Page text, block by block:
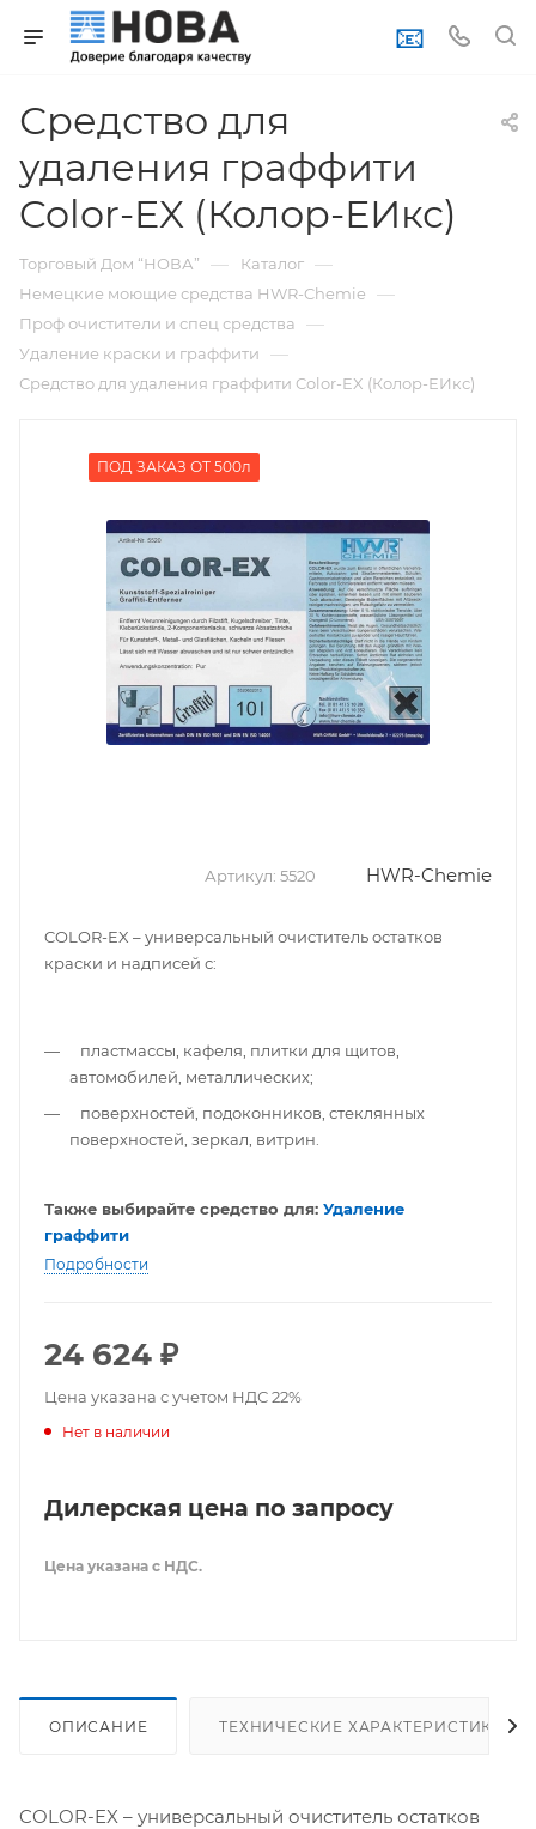
📧
Средство для
удаления граффити
Color-EX (Колор-ЕИкс)
Торговый Дом “НОВА” — Каталог —
Немецкие моющие средства HWR-Chemie —
Проф очистители и спец средства —
Удаление краски и граффити —
Средство для удаления граффити Color-EX (Колор-ЕИкс)
ПОД ЗАКАЗ ОТ 500л
Артикул: 5520 HWR-Chemie
COLOR-EX – универсальный очиститель остатков
краски и надписей с:
пластмассы, кафеля, плитки для щитов,
автомобилей, металлических;
поверхностей, подоконников, стеклянных
поверхностей, зеркал, витрин.
Также выбирайте средство для: Удаление
граффити
Подробности
24 624 ₽
Цена указана с учетом НДС 22%
Нет в наличии
Дилерская цена по запросу
Цена указана с НДС.
ОПИСАНИЕ ТЕХНИЧЕСКИЕ ХАРАКТЕРИСТИКИ
COLOR-EX – универсальный очиститель остатков